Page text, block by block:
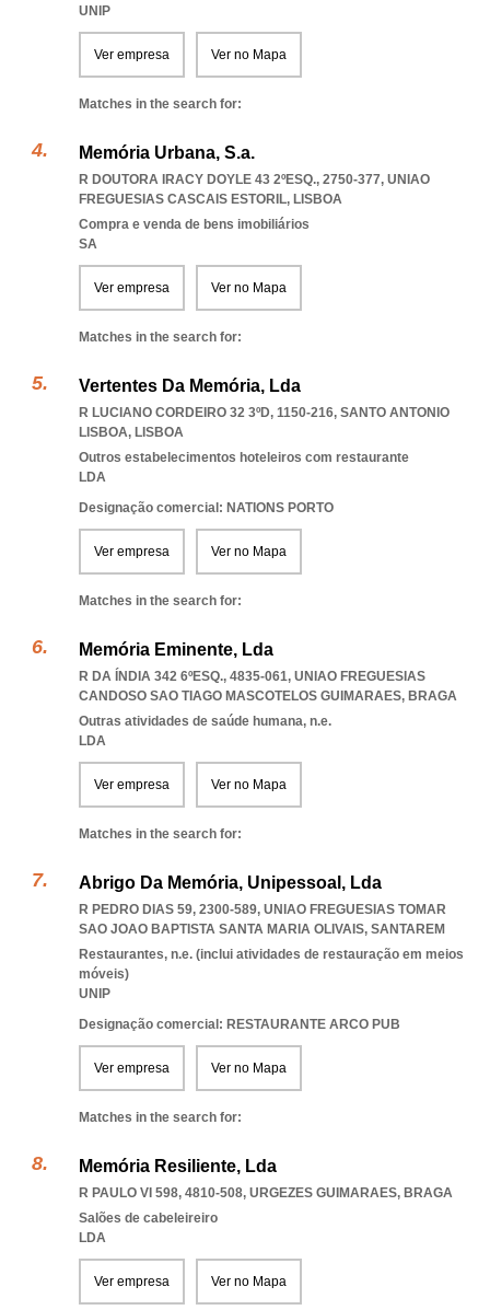
UNIP
Ver empresa Ver no Mapa
Matches in the search for:
Memória Urbana, S.a.
R DOUTORA IRACY DOYLE 43 2ºESQ., 2750-377, UNIAO
FREGUESIAS CASCAIS ESTORIL, LISBOA
Compra e venda de bens imobiliários
SA
Ver empresa Ver no Mapa
Matches in the search for:
Vertentes Da Memória, Lda
R LUCIANO CORDEIRO 32 3ºD, 1150-216, SANTO ANTONIO
LISBOA, LISBOA
Outros estabelecimentos hoteleiros com restaurante
LDA
Designação comercial: NATIONS PORTO
Ver empresa Ver no Mapa
Matches in the search for:
Memória Eminente, Lda
R DA ÍNDIA 342 6ºESQ., 4835-061, UNIAO FREGUESIAS
CANDOSO SAO TIAGO MASCOTELOS GUIMARAES, BRAGA
Outras atividades de saúde humana, n.e.
LDA
Ver empresa Ver no Mapa
Matches in the search for:
Abrigo Da Memória, Unipessoal, Lda
R PEDRO DIAS 59, 2300-589, UNIAO FREGUESIAS TOMAR
SAO JOAO BAPTISTA SANTA MARIA OLIVAIS, SANTAREM
Restaurantes, n.e. (inclui atividades de restauração em meios
móveis)
UNIP
Designação comercial: RESTAURANTE ARCO PUB
Ver empresa Ver no Mapa
Matches in the search for:
Memória Resiliente, Lda
R PAULO VI 598, 4810-508, URGEZES GUIMARAES, BRAGA
Salões de cabeleireiro
LDA
Ver empresa Ver no Mapa